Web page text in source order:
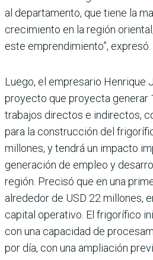
al departamento, que tiene la
cre­cimiento en la región
este emprendimiento”, expresó.
Luego, el empresario Hen­rique
proyecto que proyecta generar
trabajos directos e indirec­tos,
para la construcción del
millones, y tendrá un impacto
generación de empleo y
región. Precisó que en una
alrededor de USD 22 millo­nes,
capital operativo. El frigorífico
con una capacidad de
por día, con una ampliación